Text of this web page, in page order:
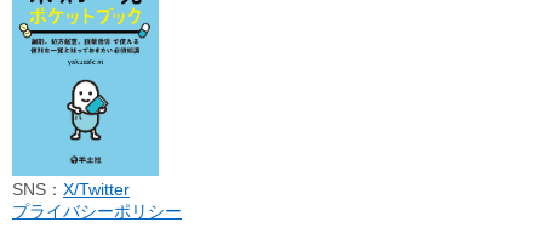
SNS： X/Twitter
プライバシーポリシー